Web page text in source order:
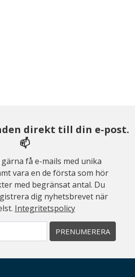
direkt till din e-post.
📫
gärna få e-mails med unika
vara en de första som hör
med begränsat antal. Du
dig nyhetsbrevet när
Integritetspolicy
PRENUMERERA